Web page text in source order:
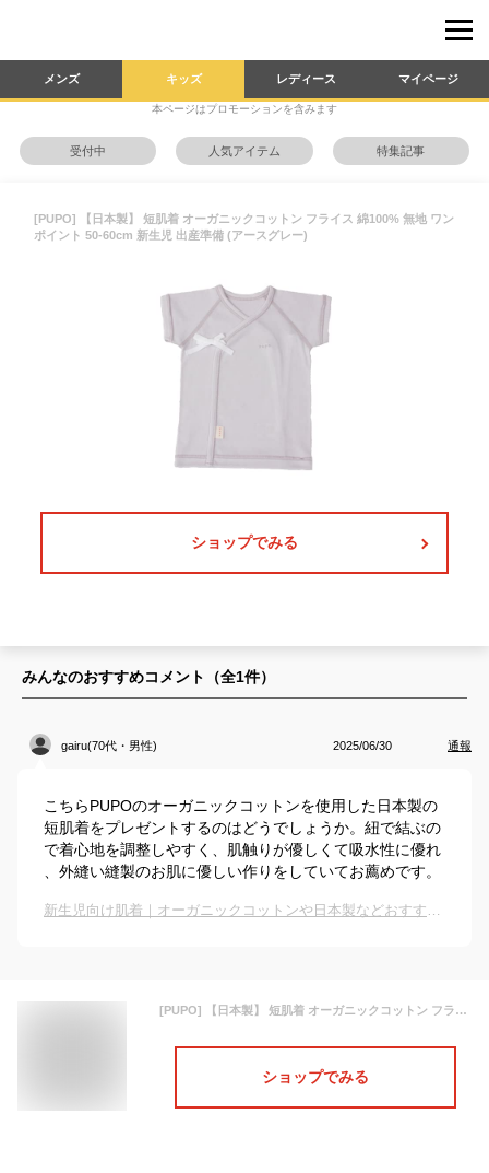
メンズ キッズ レディース マイページ
本ページはプロモーションを含みます
受付中 人気アイテム 特集記事
[PUPO] 【日本製】 短肌着 オーガニックコットン フライス 綿100% 無地 ワン
ポイント 50-60cm 新生児 出産準備 (アースグレー)
ショップでみる
みんなのおすすめコメント（全1件）
gairu(70代・男性) 2025/06/30 通報
こちらPUPOのオーガニックコットンを使用した日本製の
短肌着をプレゼントするのはどうでしょうか。紐で結ぶの
で着心地を調整しやすく、肌触りが優しくて吸水性に優れ
、外縫い縫製のお肌に優しい作りをしていてお薦めです。
新生児向け肌着｜オーガニックコットンや日本製などおすすめのベビー用肌着は？
[PUPO] 【日本製】 短肌着 オーガニックコットン フライス 綿100% 無地 ワンポイント 50-60cm 新生児 出産準備 (アースグレー)
ショップでみる